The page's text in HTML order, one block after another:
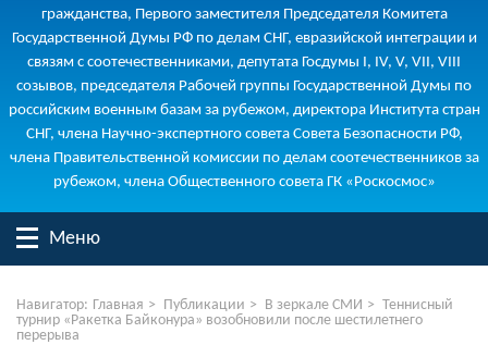
гражданства, Первого заместителя Председателя Комитета
Государственной Думы РФ по делам СНГ, евразийской интеграции и
связям с соотечественниками, депутата Госдумы I, IV, V, VII, VIII
созывов, председателя Рабочей группы Государственной Думы по
российским военным базам за рубежом, директора Института стран
СНГ, члена Научно-экспертного совета Совета Безопасности РФ,
члена Правительственной комиссии по делам соотечественников за
рубежом, члена Общественного совета ГК «Роскосмос»
Меню
Навигатор: Главная > Публикации > В зеркале СМИ > Теннисный
турнир «Ракетка Байконура» возобновили после шестилетнего
перерыва